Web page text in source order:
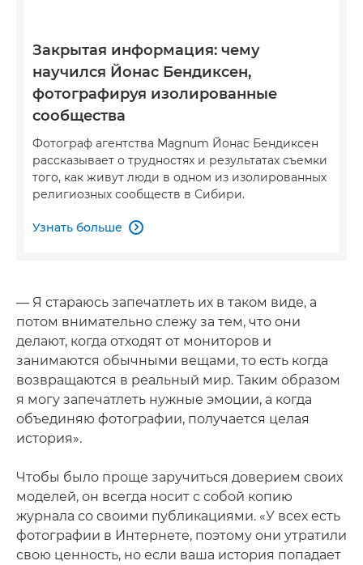
Закрытая информация: чему
научился Йонас Бендиксен,
фотографируя изолированные
сообщества
Фотограф агентства Magnum Йонас Бендиксен
рассказывает о трудностях и результатах съемки
того, как живут люди в одном из изолированных
религиозных сообществ в Сибири.
Узнать больше 
— Я стараюсь запечатлеть их в таком виде, а
потом внимательно слежу за тем, что они
делают, когда отходят от мониторов и
занимаются обычными вещами, то есть когда
возвращаются в реальный мир. Таким образом
я могу запечатлеть нужные эмоции, а когда
объединяю фотографии, получается целая
история».
Чтобы было проще заручиться доверием своих
моделей, он всегда носит с собой копию
журнала со своими публикациями. «У всех есть
фотографии в Интернете, поэтому они утратили
свою ценность, но если ваша история попадает